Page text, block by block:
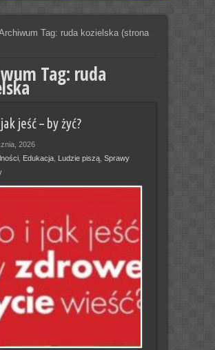
Tag: ruda kozielska(strona
Tag: ruda
jeść – by żyć?
2026
, Edukacja, Ludzie piszą, Sprawy